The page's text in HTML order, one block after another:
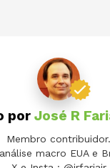
por José R
Membro contribuidor.
macro EUA e